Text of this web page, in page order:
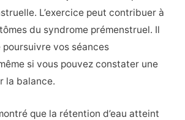
L’exercice peut contribuer à
du syndrome prémenstruel. Il
vos séances
si vous pouvez constater une
la balance.
que la rétention d’eau atteint